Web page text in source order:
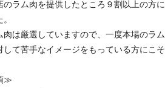
のラム肉を提供したところ９割以上の方
肉は厳選していますので、一度本場のラ
して苦手なイメージをもっている方にこ
≫